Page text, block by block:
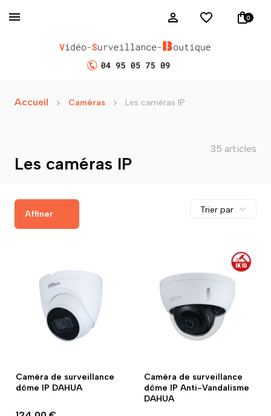
0
Accueil Caméras Les caméras IP
Les caméras IP
35 articles
Affiner
Caméra de surveillance
dôme IP DAHUA
Caméra de surveillance
dôme IP Anti-Vandalisme
DAHUA